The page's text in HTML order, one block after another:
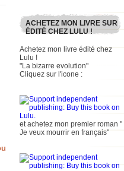
ACHETEZ MON LIVRE SUR
ÉDITÉ CHEZ LULU !
Achetez mon livre édité chez
Lulu !
"La bizarre evolution"
Cliquez sur l'icone :
et achetez mon premier roman "
Je veux mourrir en français"